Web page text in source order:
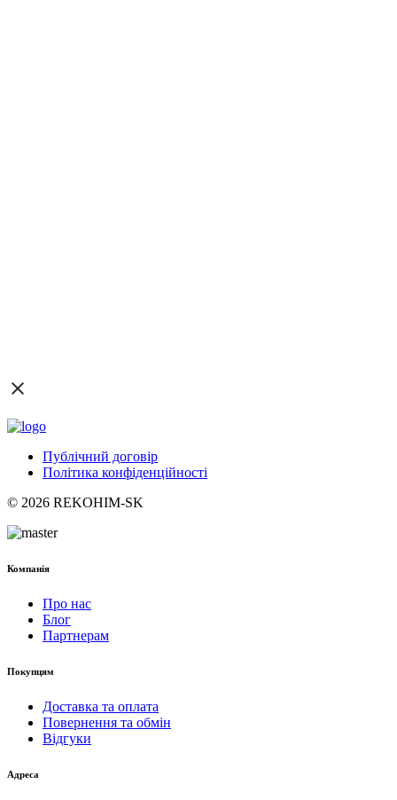
Публічний договір
Політика конфіденційності
© 2026 REKOHIM-SK
Компанія
Про нас
Блог
Партнерам
Покупцям
Доставка та оплата
Повернення та обмін
Відгуки
Адреса